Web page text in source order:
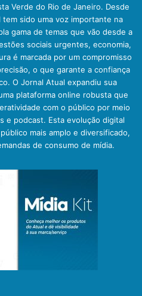
Verde do Rio de Janeiro. Desde
sido uma voz importante na
gama de temas que vão desde a
sociais urgentes, economia,
é marcada por um compromisso
o que garante a confiança
O Jornal Atual expandiu sua
plataforma online robusta que
com o público por meio
e podcast. Esta evolução digital
mais amplo e diversificado,
de consumo de mídia.